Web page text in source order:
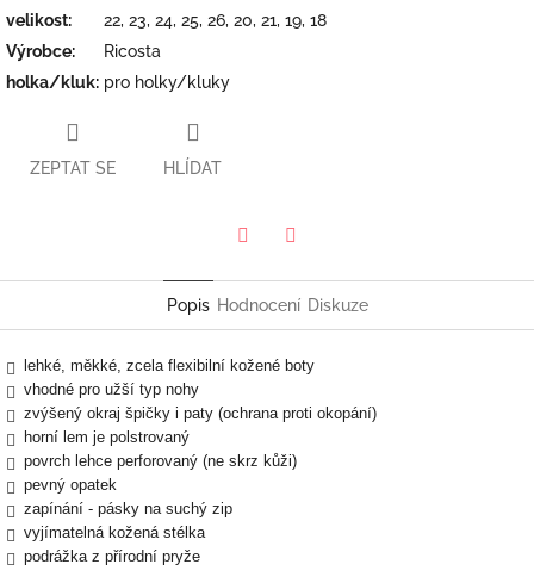
velikost:
22, 23, 24, 25, 26, 20, 21, 19, 18
Výrobce:
Ricosta
holka/kluk: pro holky/kluky
ZEPTAT SE HLÍDAT
Popis Hodnocení Diskuze
lehké, měkké, zcela flexibilní kožené boty
vhodné pro užší typ nohy
zvýšený okraj špičky i paty (ochrana proti okopání)
horní lem je polstrovaný
povrch lehce perforovaný (ne skrz kůži)
pevný opatek
zapínání - pásky na suchý zip
vyjímatelná kožená stélka
podrážka z přírodní pryže